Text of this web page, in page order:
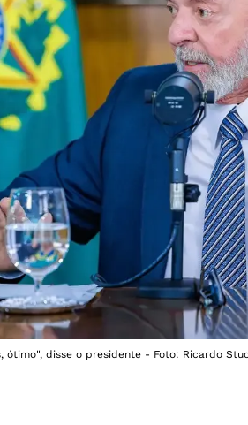
ótimo", disse o presidente - Foto: Ricardo